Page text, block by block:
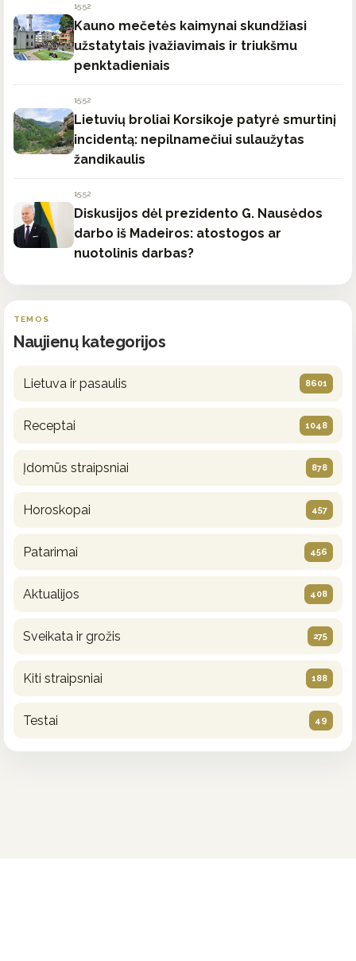
15:52
Kauno mečetės kaimynai skundžiasi
užstatytais įvažiavimais ir triukšmu
penktadieniais
15:52
Lietuvių broliai Korsikoje patyrė smurtinį
incidentą: nepilnamečiui sulaužytas
žandikaulis
15:52
Diskusijos dėl prezidento G. Nausėdos
darbo iš Madeiros: atostogos ar
nuotolinis darbas?
TEMOS
Naujienų kategorijos
Lietuva ir pasaulis 8601
Receptai 1048
Įdomūs straipsniai 878
Horoskopai 457
Patarimai 456
Aktualijos 408
Sveikata ir grožis 275
Kiti straipsniai 188
Testai 49